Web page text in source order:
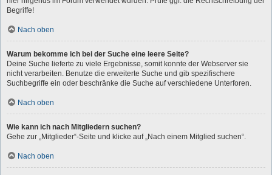
Begriffe!
Nach oben
Warum bekomme ich bei der Suche eine leere Seite?
Deine Suche lieferte zu viele Ergebnisse, somit konnte der Webserver sie
nicht verarbeiten. Benutze die erweiterte Suche und gib spezifischere
Suchbegriffe ein oder beschränke die Suche auf verschiedene Unterforen.
Nach oben
Wie kann ich nach Mitgliedern suchen?
Gehe zur „Mitglieder“-Seite und klicke auf „Nach einem Mitglied suchen“.
Nach oben